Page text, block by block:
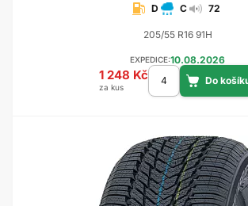
D
C 72
205/55 R16 91H
EXPEDICE:10.08.2026
1 248 Kč
za kus